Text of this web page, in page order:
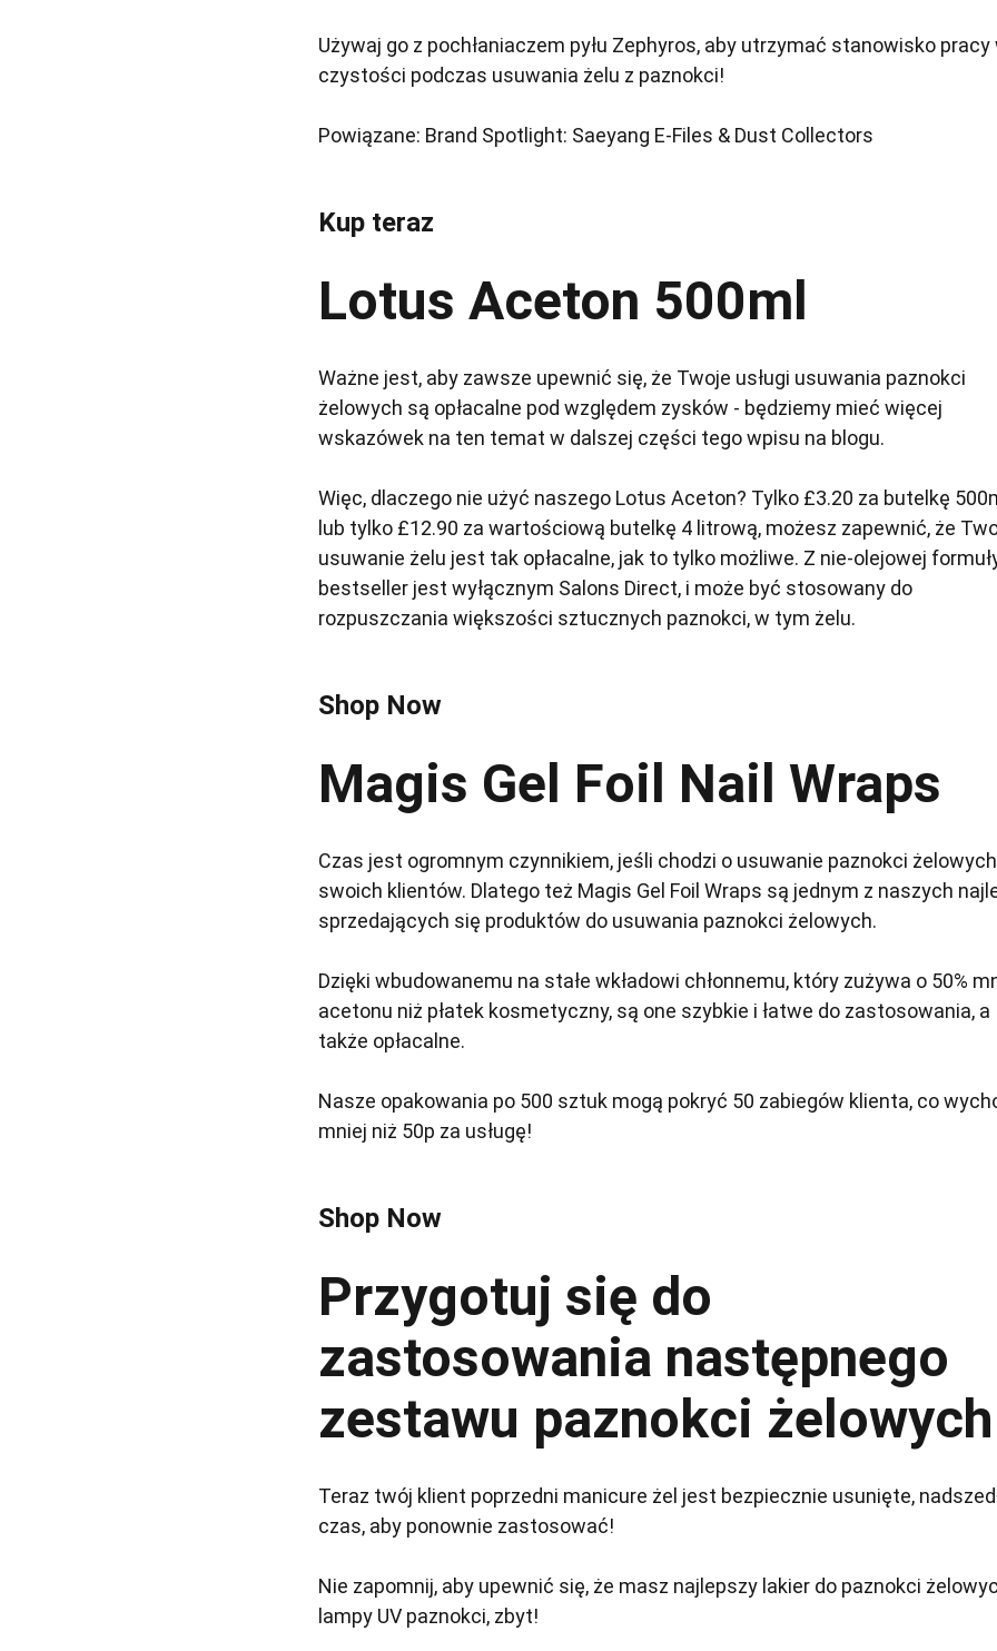
Używaj go z pochłaniaczem pyłu Zephyros, aby utrzymać stanowisko pracy
czystości podczas usuwania żelu z paznokci!
Powiązane: Brand Spotlight: Saeyang E-Files & Dust Collectors
Kup teraz
Lotus Aceton 500ml
Ważne jest, aby zawsze upewnić się, że Twoje usługi usuwania paznokci
żelowych są opłacalne pod względem zysków - będziemy mieć więcej
wskazówek na ten temat w dalszej części tego wpisu na blogu.
Więc, dlaczego nie użyć naszego Lotus Aceton? Tylko £3.20 za butelkę
lub tylko £12.90 za wartościową butelkę 4 litrową, możesz zapewnić, że
usuwanie żelu jest tak opłacalne, jak to tylko możliwe. Z nie-olejowej
bestseller jest wyłącznym Salons Direct, i może być stosowany do
rozpuszczania większości sztucznych paznokci, w tym żelu.
Shop Now
Magis Gel Foil Nail Wraps
Czas jest ogromnym czynnikiem, jeśli chodzi o usuwanie paznokci żelowych
swoich klientów. Dlatego też Magis Gel Foil Wraps są jednym z naszych
sprzedających się produktów do usuwania paznokci żelowych.
Dzięki wbudowanemu na stałe wkładowi chłonnemu, który zużywa o 50%
acetonu niż płatek kosmetyczny, są one szybkie i łatwe do zastosowania, a
także opłacalne.
Nasze opakowania po 500 sztuk mogą pokryć 50 zabiegów klienta, co
mniej niż 50p za usługę!
Shop Now
Przygotuj się do
zastosowania następnego
zestawu paznokci
Teraz twój klient poprzedni manicure żel jest bezpiecznie usunięte,
czas, aby ponownie zastosować!
Nie zapomnij, aby upewnić się, że masz najlepszy lakier do paznokci
lampy UV paznokci, zbyt!